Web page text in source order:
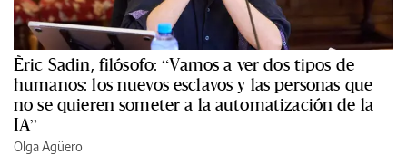
Èric Sadin, filósofo: “Vamos a ver dos tipos de
humanos: los nuevos esclavos y las personas que
no se quieren someter a la automatización de la
IA”
Olga Agüero